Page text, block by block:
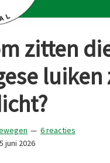
zitten
luiken
6 reacties
5 juni 2026